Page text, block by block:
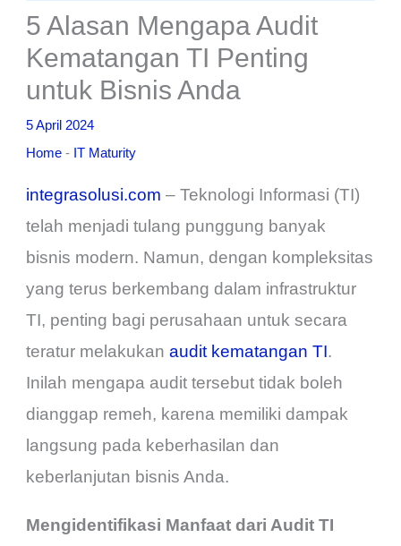
5 Alasan Mengapa Audit
Kematangan TI Penting
untuk Bisnis Anda
5 April 2024
Home - IT Maturity
integrasolusi.com – Teknologi Informasi (TI)
telah menjadi tulang punggung banyak
bisnis modern. Namun, dengan kompleksitas
yang terus berkembang dalam infrastruktur
TI, penting bagi perusahaan untuk secara
teratur melakukanaudit kematangan TI.
Inilah mengapa audit tersebut tidak boleh
dianggap remeh, karena memiliki dampak
langsung pada keberhasilan dan
keberlanjutan bisnis Anda.
Mengidentifikasi Manfaat dari Audit TI